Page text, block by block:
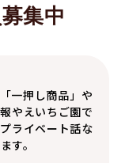
集中
一押し商品」や
やえいちご園で
ライベート話な
す。